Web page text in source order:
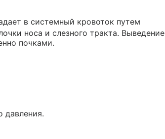
в системный кровоток путем
носа и слезного тракта. Выведение
почками.
давления.